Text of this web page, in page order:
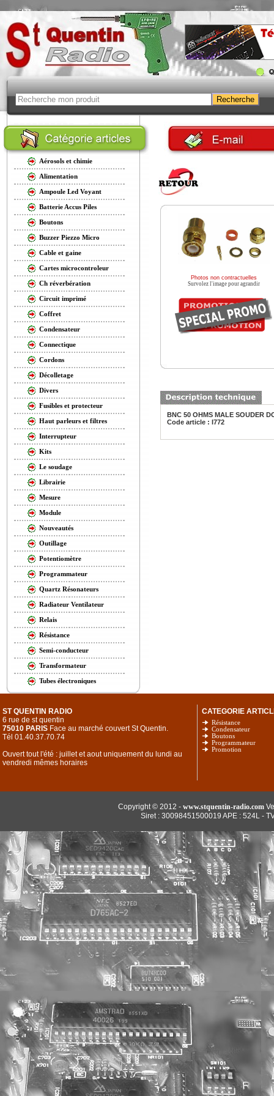
Aérosols et chimie
Alimentation
Ampoule Led Voyant
Batterie Accus Piles
Boutons
Buzzer Piezzo Micro
Cable et gaine
Cartes microcontroleur
Ch réverbération
Circuit imprimé
Coffret
Condensateur
Connectique
Cordons
Décolletage
Divers
Fusibles et protecteur
Haut parleurs et filtres
Interrupteur
Kits
Le soudage
Librairie
Mesure
Module
Nouveautés
Outillage
Potentiomètre
Programmateur
Quartz Résonateurs
Radiateur Ventilateur
Relais
Résistance
Semi-conducteur
Transformateur
Tubes électroniques
Photos non contractuelles
Survolez l'image pour agrandir
BNC 50 OHMS MALE SOUDER
Code article : I772
ST QUENTIN RADIO
6 rue de st quentin
75010 PARIS Face au marché couvert St Quentin.
Tél 01.40.37.70.74
Ouvert tout l'été : juillet et aout uniquement du lundi au
vendredi mêmes horaires
CATEGORIE
Résistance
Condensateur
Boutons
Programmateur
Promotion
Copyright © 2012 - www.stquentin-radio.com
Siret : 30098451500019 APE : 524L -